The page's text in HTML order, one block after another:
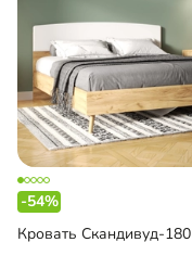
-54%
Кровать Скандивуд-180